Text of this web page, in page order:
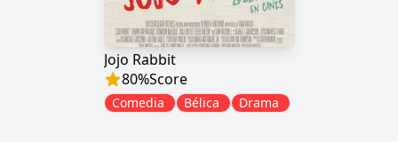
Jojo Rabbit
80%Score
Comedia Bélica Drama